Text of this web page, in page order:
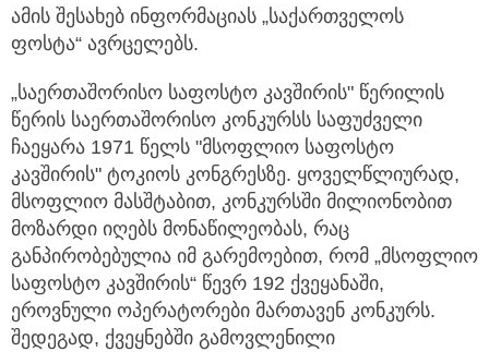
ამის შესახებ ინფორმაციას „საქართველოს
ფოსტა“ ავრცელებს.
„საერთაშორისო საფოსტო კავშირის" წერილის
წერის საერთაშორისო კონკურსს საფუძველი
ჩაეყარა 1971 წელს "მსოფლიო საფოსტო
კავშირის" ტოკიოს კონგრესზე. ყოველწლიურად,
მსოფლიო მასშტაბით, კონკურსში მილიონობით
მოზარდი იღებს მონაწილეობას, რაც
განპირობებულია იმ გარემოებით, რომ „მსოფლიო
საფოსტო კავშირის“ წევრ 192 ქვეყანაში,
ეროვნული ოპერატორები მართავენ კონკურს.
შედეგად, ქვეყნებში გამოვლენილი